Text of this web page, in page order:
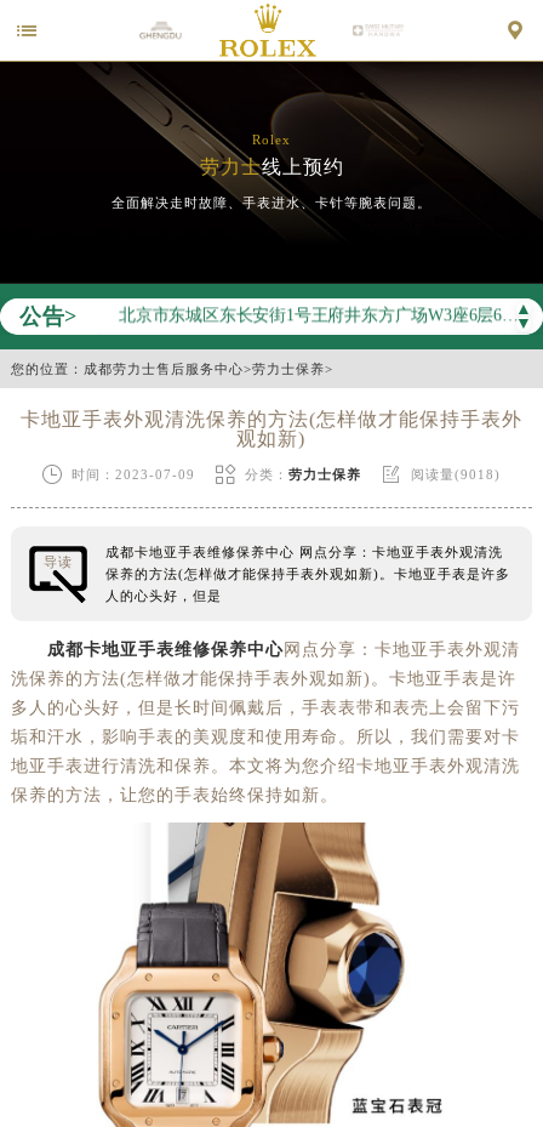
 
Rolex
劳力士线上预约
全面解决走时故障、手表进水、卡针等腕表问题。
公告>
2026年劳力士中国区售后服务网络优化升级公告
2026年8月劳力士售后服务中心最新网点地址：
北京市东城区东长安街1号王府井东方广场W3座6层602室（需提前预约）
北京市朝阳区建国门外大街甲6号华熙国际中心D座11层1102室（需提前预约）
天津市和平区赤峰道136号天津国际金融中心26层2603室（需提前预约）
上海市徐汇区虹桥路3号港汇中心2座37层3705室（需提前预约）
徐州市鼓楼区淮海东路29号苏宁广场IFC国际金融中心35层3508室（需提前预约）
盐城市盐都区世纪大道5号盐城金融城写字楼1号楼16层1604室（需提前预约）
泰州市海陵区永定东路399号置地商务中心东塔（华润万象城）17层1706室（需提前预约）
宁波市江北区大闸南路500号来福士广场办公楼20层2009室（需提前预约）
杭州市上城区钱江路1366号华润大厦A座5层503-5室（需提前预约）
▲
▼
您的位置： 成都劳力士售后服务中心>劳力士保养>
卡地亚手表外观清洗保养的方法(怎样做才能保持手表外
观如新)
 时间：2023-07-09  分类：劳力士保养  阅读量(9018)
导读
成都卡地亚手表维修保养中心 网点分享：卡地亚手表外观清洗
保养的方法(怎样做才能保持手表外观如新)。卡地亚手表是许多
人的心头好，但是
成都卡地亚手表维修保养中心网点分享：卡地亚手表外观清
洗保养的方法(怎样做才能保持手表外观如新)。卡地亚手表是许
多人的心头好，但是长时间佩戴后，手表表带和表壳上会留下污
垢和汗水，影响手表的美观度和使用寿命。所以，我们需要对卡
地亚手表进行清洗和保养。本文将为您介绍卡地亚手表外观清洗
保养的方法，让您的手表始终保持如新。